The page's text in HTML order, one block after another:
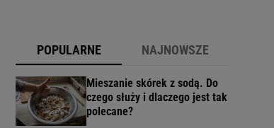
POPULARNE NAJNOWSZE
Mieszanie skórek z sodą. Do
czego służy i dlaczego jest tak
polecane?